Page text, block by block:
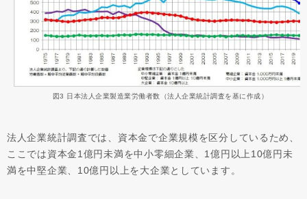
図3 日本法人企業製造業労働者数（法人企業統計調査を基に作成）
法人企業統計調査では、資本金で企業規模を区分しているため、
ここでは資本金1億円未満を中小零細企業、1億円以上10億円未
満を中堅企業、10億円以上を大企業としています。